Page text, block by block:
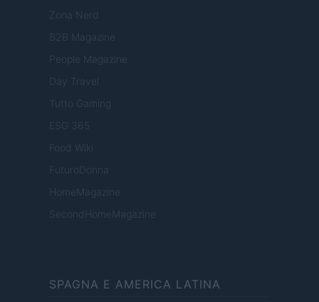
Zona Nerd
B2B Magazine
People Magazine
Day Travel
Tutto Gaming
ESG 365
Food Wiki
FuturoDonna
HomeMagazine
SecondHomeMagazine
SPAGNA E AMERICA LATINA